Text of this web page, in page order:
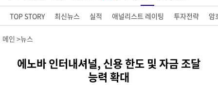
TOP STORY 최신뉴스 실적 애널리스트 레이팅 투자전략 암
메인 뉴스
에노바 인터내셔널, 신용 한도 및 자금 조달
능력 확대